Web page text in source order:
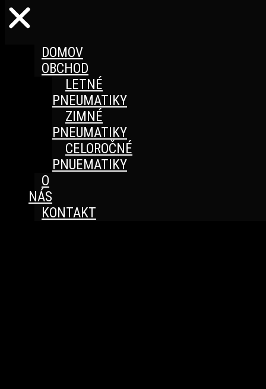
DOMOV
OBCHOD
LETNÉ
PNEUMATIKY
ZIMNÉ
PNEUMATIKY
CELOROČNÉ
PNUEMATIKY
O
NÁS
KONTAKT